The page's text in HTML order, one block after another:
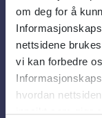
om deg for å
nettsidene
vi kan forbedre
hvordan
innsikt som gjør
Om oss
Om
Personvern